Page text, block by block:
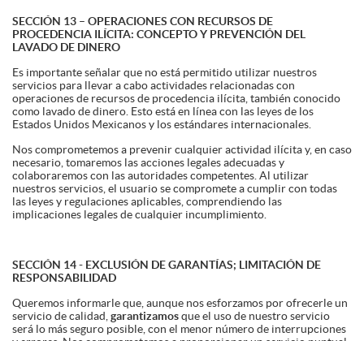
SECCIÓN 13 – OPERACIONES CON RECURSOS DE
PROCEDENCIA ILÍCITA: CONCEPTO Y PREVENCIÓN DEL
LAVADO DE DINERO
Es importante señalar que no está permitido utilizar nuestros
servicios para llevar a cabo actividades relacionadas con
operaciones de recursos de procedencia ilícita, también conocido
como lavado de dinero. Esto está en línea con las leyes de los
Estados Unidos Mexicanos y los estándares internacionales.
Nos comprometemos a prevenir cualquier actividad ilícita y, en caso
necesario, tomaremos las acciones legales adecuadas y
colaboraremos con las autoridades competentes. Al utilizar
nuestros servicios, el usuario se compromete a cumplir con todas
las leyes y regulaciones aplicables, comprendiendo las
implicaciones legales de cualquier incumplimiento.
SECCIÓN 14 - EXCLUSIÓN DE GARANTÍAS; LIMITACIÓN DE
RESPONSABILIDAD
Queremos informarle que, aunque nos esforzamos por ofrecerle un
servicio de calidad, garantizamosque el uso de nuestro servicio
será lo más seguro posible, con el menor número de interrupciones